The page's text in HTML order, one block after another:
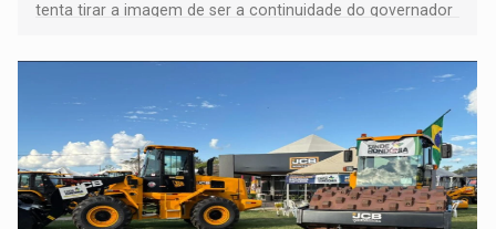
tenta tirar a imagem de ser a continuidade do governador
não ter entrado no modo eleição; ABAV faz evento em